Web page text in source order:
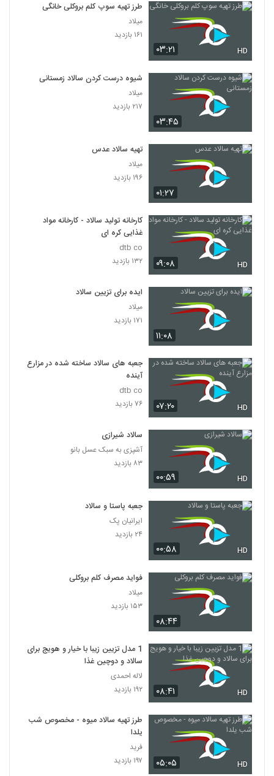
۰۳:۲۱ HD
طرز تهیه سوپ کلم بروکلی خانگی
میلاد
۱۶۱ بازدید
۰۳:۴۵
شیوه درست کردن سالاد زمستانی
میلاد
۲۱۷ بازدید
۰۱:۲۷
تهیه سالاد عدس
میلاد
۱۹۶ بازدید
۰۹:۰۸ HD
کارخانه تولید سالاد - کارخانه مواد
غذایی کره ای
dtb co
۱۳۲ بازدید
۱۱:۰۸
ایده‌ برای تزیین سالاد
میلاد
۱۷۱ بازدید
۰۷:۲۰ HD
جعبه های سالاد ساخته شده در مزارع
آینده
dtb co
۷۶ بازدید
۰۰:۵۹ HD
سالاد شیرازی
آشپزی به سبک عسل بانو
۸۳ بازدید
۰۰:۵۸ HD
جعبه پاستا و سالاد
ایرانیان پک
۲۴ بازدید
۰۸:۴۴
فواید مصرف کلم بروکلی
میلاد
۱۵۳ بازدید
۰۸:۴۱ HD
1 مدل تزیین زیبا با خیار و هویج برای
سالاد و دوچین غذا
لاله احمدی
۱۹۲ بازدید
۰۵:۰۵ HD
طرز تهیه سالاد میوه - مخصوص شب
یلدا
فرید
۱۹۷ بازدید